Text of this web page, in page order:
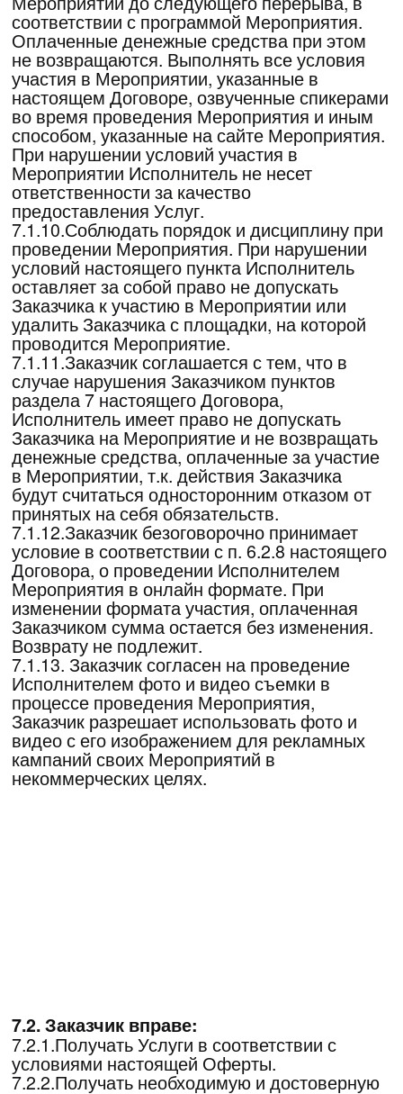
11.Срок действия, пролонгация,
изменение, расторжение договора
12.Конфиденциальность
10.1.В случае ненадлежащего исполнения
Договора одной из Сторон, повлекшего
неблагоприятные последствия для другой
Стороны, разрешение споров и
ответственность применяются согласно
действующему законодательству
Российской Федерации.
10.2.Все споры и разногласия решаются
путем переговоров Сторон. В случае если
споры и разногласия не могут быть
урегулированы путем переговоров, они
передаются на рассмотрение компетентного
суда по месту нахождения Исполнителя.
11.1. Договор вступает в силу с момента
Акцепта Заказчиком Оферты и действует до
полного исполнения Сторонами своих
обязательств.
11.2. Исполнитель оставляет за собой
право в любой момент, без согласования с
Заказчиком, внести изменения в условия
Оферты. В случае внесения Исполнителем
изменений в Оферту, такие изменения
вступают в силу с момента их
опубликования на сайте Мероприятия.
11.3. Заказчик соглашается и признает, что
внесение изменений в Оферту влечет за
собой внесение этих изменений в
заключенный и действующий между
Заказчиком и Исполнителем Договор, и эти
изменения в Договор вступают в силу
одновременно с вступлением в силу таких
изменений в Оферту.
12.1Стороны обязуются без обоюдного
согласия не передавать третьим лицам,
либо использовать иным способом, не
предусмотренным условиям Договора,
организационно-технологическую,
коммерческую, финансовую и иную
информацию, составляющую коммерческую
тайну для любой из Сторон при условии,
что:
- такая информация имеет действительную
или потенциальную коммерческую ценность
в силу ее неизвестности третьим лицам;
- к такой информации нет свободного
доступа на законном основании;
неисполнение своих обязательств по
Договору в случае наступления и действия
обстоятельств, которые находятся вне
контроля сторон и которые стороны не
могли предвидеть или предотвратить. К
таким обстоятельствам по Договору